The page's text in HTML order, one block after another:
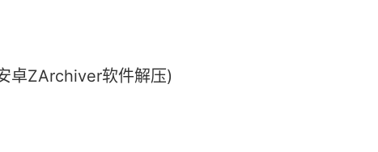
卓ZArchiver软件解压)